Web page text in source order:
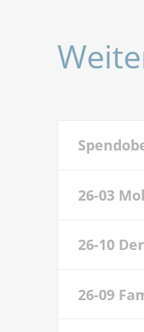
26-03
26-10
26-09